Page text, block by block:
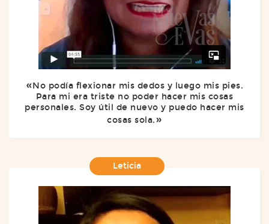
No podía flexionar mis dedos y luego mis pies.
Para mi era triste no poder hacer mis cosas
personales. Soy útil de nuevo y puedo hacer mis
cosas sola.
Leticia